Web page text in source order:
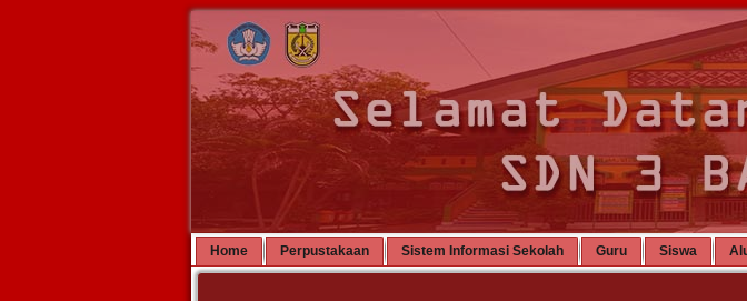
Home Perpustakaan Sistem Informasi Sekolah Guru Siswa